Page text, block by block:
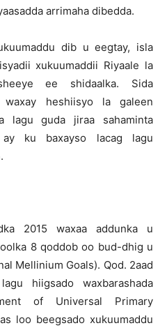
arrimaha dibedda.
dib u eegtay, isla
xukuumaddii Riyaale la
ee shidaalka. Sida
waxay heshiisyo la galeen
lagu guda jiraa sahaminta
ay ku baxayso lacag lagu
2015 waxaa addunka u
8 qoddob oo bud-dhig u
Mellinium Goals). Qod. 2aad
hiigsado waxbarashada
of Universal Primary
loo beegsado xukuumaddu